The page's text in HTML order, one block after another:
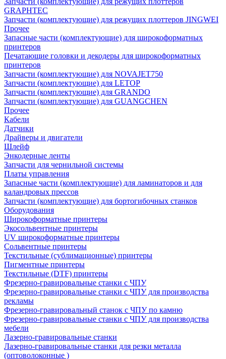
GRAPHTEC
Запчасти (комплектующие) для режущих плоттеров JINGWEI
Прочее
Запасные части (комплектующие) для широкоформатных
принтеров
Печатающие головки и декодеры для широкоформатных
принтеров
Запчасти (комплектующие) для NOVAJET750
Запчасти (комплектующие) для LETOP
Запчасти (комплектующие) для GRANDO
Запчасти (комплектующие) для GUANGCHEN
Прочее
Кабели
Датчики
Драйверы и двигатели
Шлейф
Энкодерные ленты
Запчасти для чернильной системы
Платы управления
Запасные части (комплектующие) для ламинаторов и для
каландровых прессов
Запчасти (комплектующие) для бортогибочных станков
Оборудования
Широкоформатные принтеры
Экосольвентные принтеры
UV широкоформатные принтеры
Сольвентные принтеры
Текстильные (сублимационные) принтеры
Пигментные принтеры
Текстильные (DTF) принтеры
Фрезерно-гравировальные станки с ЧПУ
Фрезерно-гравировальные станки с ЧПУ для производства
рекламы
Фрезерно-гравировальный станок с ЧПУ по камню
Фрезерно-гравировальные станки с ЧПУ для производства
мебели
Лазерно-гравировальные станки
Лазерно-гравировальные станки для резки металла
(оптоволоконные )